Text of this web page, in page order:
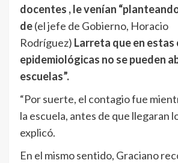
docentes , le venían
de(el jefe de Gobierno, Horacio
Rodríguez) Larreta que en estas
epidemiológicas no se pueden
escuelas”.
“Por suerte, el contagio fue
la escuela, antes de que llegaran
explicó.
En el mismo sentido, Graciano